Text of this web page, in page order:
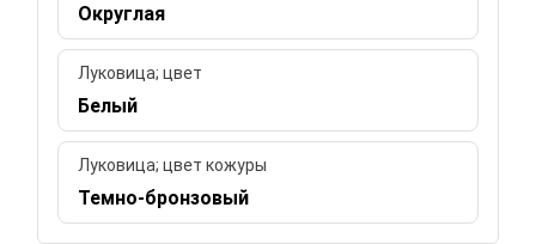
Округлая
Луковица; цвет
Белый
Луковица; цвет кожуры
Темно-бронзовый